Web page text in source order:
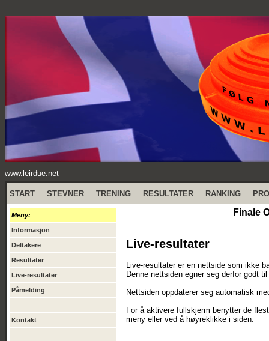
www.leirdue.net
START STEVNER TRENING RESULTATER RANKING
Meny:
Informasjon
Deltakere
Resultater
Live-resultater
Påmelding
Kontakt
Finale
Live-resultater
Live-resultater er en nettside som ikke
Denne nettsiden egner seg derfor godt
Nettsiden oppdaterer seg automatisk
For å aktivere fullskjerm benytter de
meny eller ved å høyreklikke i siden.